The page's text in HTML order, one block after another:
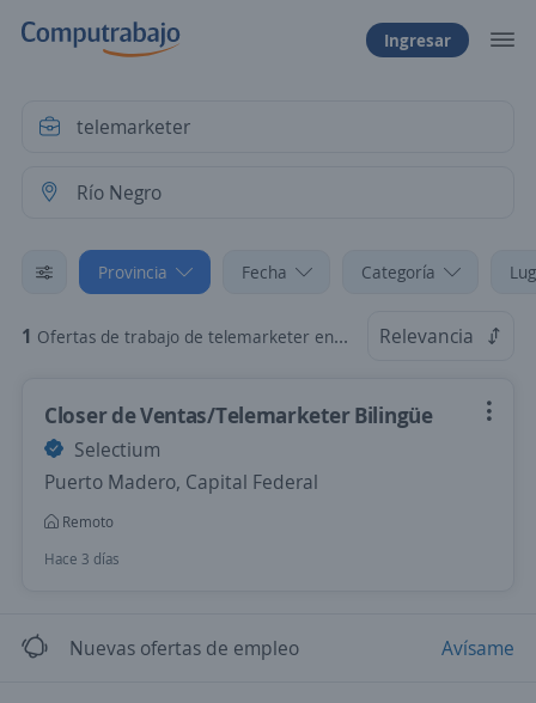
Ingresar
Provincia Fecha Categoría
1 Ofertas de trabajo de telemarketer en Río Negro Relevancia
Closer de Ventas/Telemarketer Bilingüe
Selectium
Puerto Madero, Capital Federal
Remoto
Hace 3 días
Nuevas ofertas de empleo Avísame